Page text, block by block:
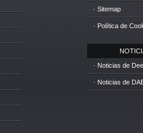
· Sitemap
· Política de
· Noticias de
· Noticias de